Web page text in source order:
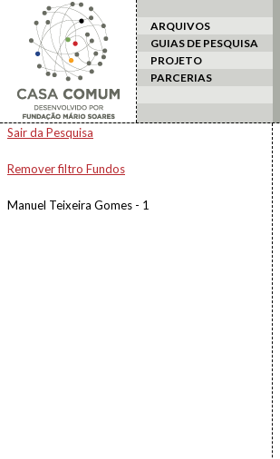
ARQUIVOS
GUIAS DE PESQUISA
PROJETO
PARCERIAS
Sair da Pesquisa
Remover filtro Fundos
Manuel Teixeira Gomes - 1